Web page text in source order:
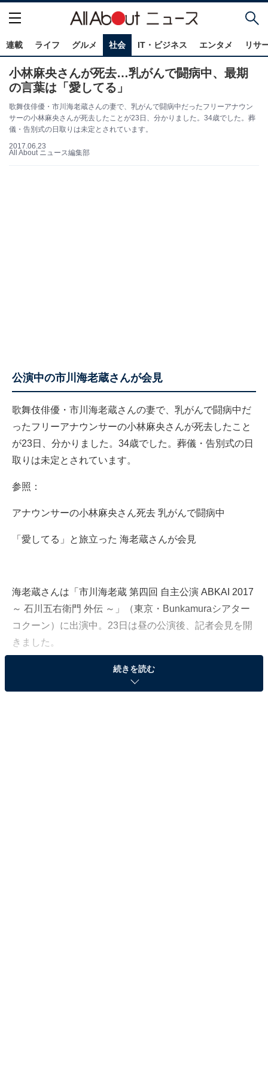
連載 ライフ グルメ 社会 IT・ビジネス エンタメ リサ
小林麻央さんが死去…乳がんで闘病中、最期
の言葉は「愛してる」
歌舞伎俳優・市川海老蔵さんの妻で、乳がんで闘病中だったフリーアナウン
サーの小林麻央さんが死去したことが23日、分かりました。34歳でした。葬
儀・告別式の日取りは未定とされています。
2017.06.23
All About ニュース編集部
公演中の市川海老蔵さんが会見
歌舞伎俳優・市川海老蔵さんの妻で、乳がんで闘病中だ
ったフリーアナウンサーの小林麻央さんが死去したこと
が23日、分かりました。34歳でした。葬儀・告別式の日
取りは未定とされています。
参照：
アナウンサーの小林麻央さん死去 乳がんで闘病中
「愛してる」と旅立った 海老蔵さんが会見
海老蔵さんは「市川海老蔵 第四回 自主公演 ABKAI 2017
～ 石川五右衛門 外伝 ～」（東京・Bunkamuraシアター
コクーン）に出演中。23日は昼の公演後、記者会見を開
きました。
海老蔵さんは22日夜の公演後、麻央さんの母親から具合
続きを読む